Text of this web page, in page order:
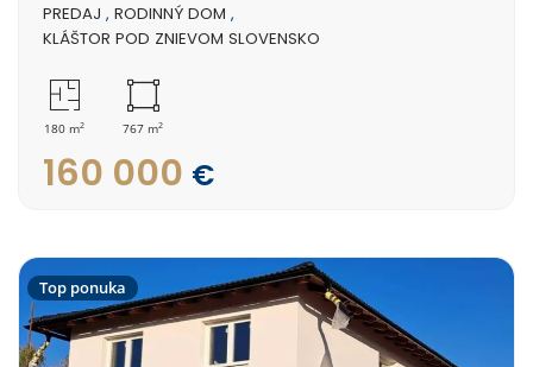
PREDAJ , RODINNÝ DOM ,
KLÁŠTOR POD ZNIEVOM SLOVENSKO
180 m2 767 m2
160 000 €
Top ponuka